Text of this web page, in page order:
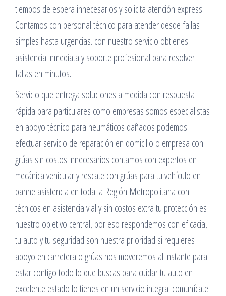
tiempos de espera innecesarios y solicita atención express
Contamos con personal técnico para atender desde fallas
simples hasta urgencias. con nuestro servicio obtienes
asistencia inmediata y soporte profesional para resolver
fallas en minutos.
Servicio que entrega soluciones a medida con respuesta
rápida para particulares como empresas somos especialistas
en apoyo técnico para neumáticos dañados podemos
efectuar servicio de reparación en domicilio o empresa con
grúas sin costos innecesarios contamos con expertos en
mecánica vehicular y rescate con grúas para tu vehículo en
panne asistencia en toda la Región Metropolitana con
técnicos en asistencia vial y sin costos extra tu protección es
nuestro objetivo central, por eso respondemos con eficacia,
tu auto y tu seguridad son nuestra prioridad si requieres
apoyo en carretera o grúas nos moveremos al instante para
estar contigo todo lo que buscas para cuidar tu auto en
excelente estado lo tienes en un servicio integral comunícate